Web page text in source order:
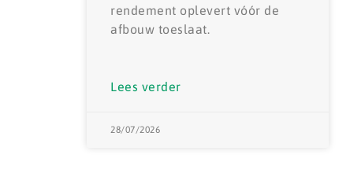
rendement oplevert vóór de
afbouw toeslaat.
Lees verder
28/07/2026